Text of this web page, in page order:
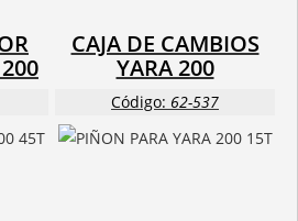
CAJA DE CAMBIOS
YARA 200
Código: 62-537